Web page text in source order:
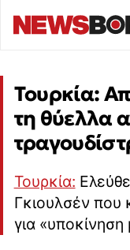
Τουρκία:
τη θύελλα
Τουρκία:
Γκιουλσέν που
για «υποκίνηση